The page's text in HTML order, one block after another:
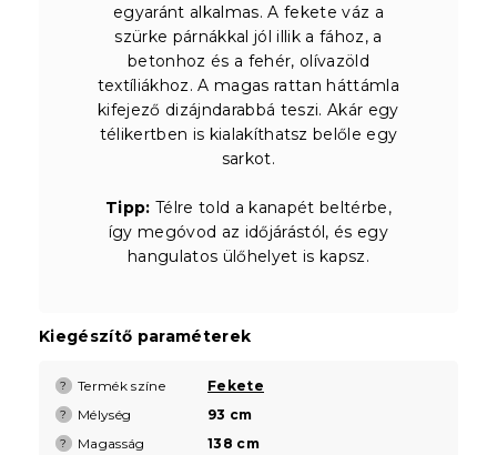
egyaránt alkalmas. A fekete váz a
szürke párnákkal jól illik a fához, a
betonhoz és a fehér, olívazöld
textíliákhoz. A magas rattan háttámla
kifejező dizájndarabbá teszi. Akár egy
télikertben is kialakíthatsz belőle egy
sarkot.
Tipp: Télre told a kanapét beltérbe,
így megóvod az időjárástól, és egy
hangulatos ülőhelyet is kapsz.
Kiegészítő paraméterek
? Termék színe Fekete
? Mélység 93 cm
? Magasság
138 cm